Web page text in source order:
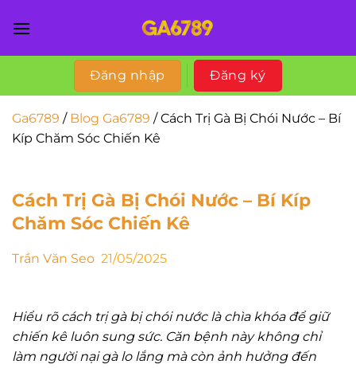
đến
Đăng nhập Đăng ký
Ga6789 / Blog Ga6789 /Cách Trị Gà Bị Chói Nước – Bí
Kíp Chăm Sóc Chiến Kê
Cách Trị Gà Bị Chói Nước – Bí Kíp
Chăm Sóc Chiến Kê
Trần Văn Seo 21/05/2025
Hiểu rõ cách trị gà bị chói nước là chìa khóa để giữ
chiến kê luôn sung sức. Căn bệnh này không chỉ
làm người nại gà lo lắng mà còn ảnh hưởng đến